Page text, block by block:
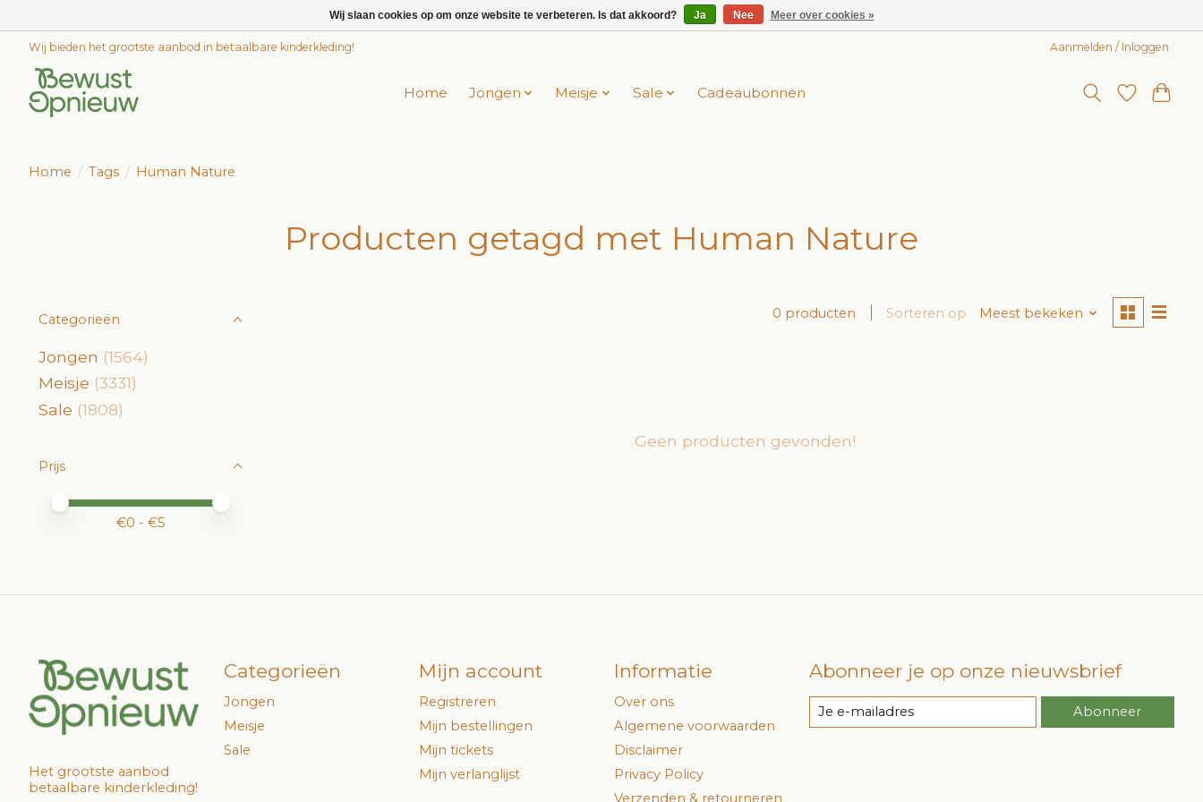
Wij bieden het grootste aanbod in betaalbare kinderkleding! Aanmelden / Inloggen
Home Jongen Meisje Sale Cadeaubonnen
Home / Tags / Human Nature
Producten getagd met Human Nature
Categorieën
Jongen (1564)
Meisje (3331)
Sale (1808)
Prijs
Minimale prijswaarde
Price maximum value
€0 - €5
0 producten Sorteren op Meest bekeken
Geen producten gevonden!
Het grootste aanbod
betaalbare kinderkleding!
Categorieën
Jongen
Meisje
Sale
Mijn account
Registreren
Mijn bestellingen
Mijn tickets
Mijn verlanglijst
Informatie
Over ons
Algemene voorwaarden
Disclaimer
Privacy Policy
Abonneer je op onze nieuwsbrief
Abonneer
Wij slaan cookies op om onze website te verbeteren. Is dat akkoord? Ja Nee Meer over cookies »